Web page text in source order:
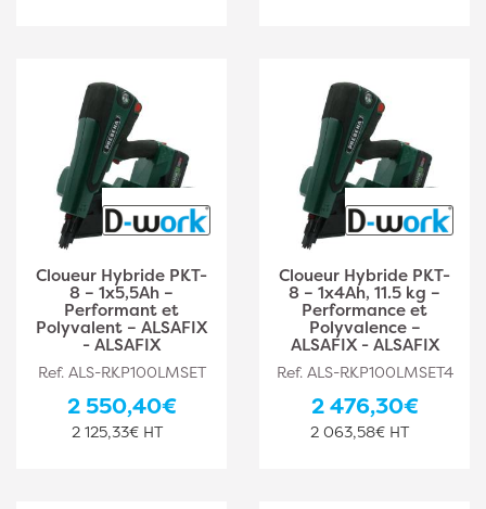
Cloueur Hybride PKT-
8 – 1x5,5Ah –
Performant et
Polyvalent – ALSAFIX
- ALSAFIX
Ref. ALS-RKP100LMSET
2 550,40€
2 125,33€ HT
Cloueur Hybride PKT-
8 – 1x4Ah, 11.5 kg –
Performance et
Polyvalence –
ALSAFIX - ALSAFIX
Ref. ALS-RKP100LMSET4
2 476,30€
2 063,58€ HT